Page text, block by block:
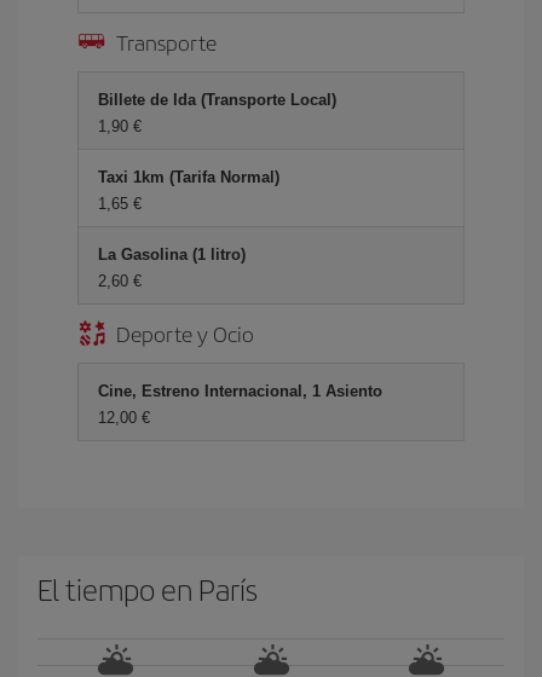
Transporte
Billete de Ida (Transporte Local)
1,90 €
Taxi 1km (Tarifa Normal)
1,65 €
La Gasolina (1 litro)
2,60 €
Deporte y Ocio
Cine, Estreno Internacional, 1 Asiento
12,00 €
El tiempo en París